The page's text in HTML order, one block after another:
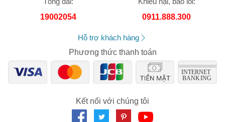
trách nhiệm về nhầm lẫn hay sai lệch về sản phẩm.
19002054
0911.888.300
Hỗ trợ khách hàng
Phương thức thanh toán
Kết nối với chúng tôi
Áp dụng cho đơn hàng từ:
LẤY MÃ NGAY